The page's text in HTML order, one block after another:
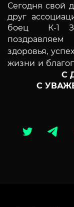
Сегодня свой
друг
боец
К-1
здоровья,
жизни и
С
С